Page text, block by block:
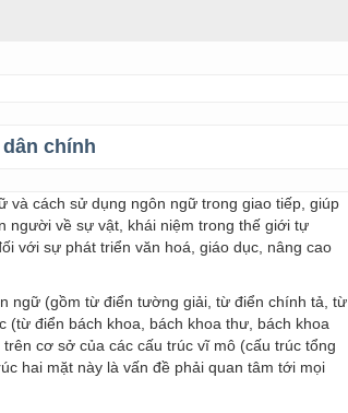
chính
và cách sử dụng ngôn ngữ trong giao tiếp, giúp
người về sự vật, khái niệm trong thế giới tự
với sự phát triển văn hoá, giáo dục, nâng cao
ngữ (gồm từ điển tường giải, từ điển chính tả, từ
điển bách khoa, bách khoa thư, bách khoa
cơ sở của các cấu trúc vĩ mô (cấu trúc tổng
hai mặt này là vấn đề phải quan tâm tới mọi